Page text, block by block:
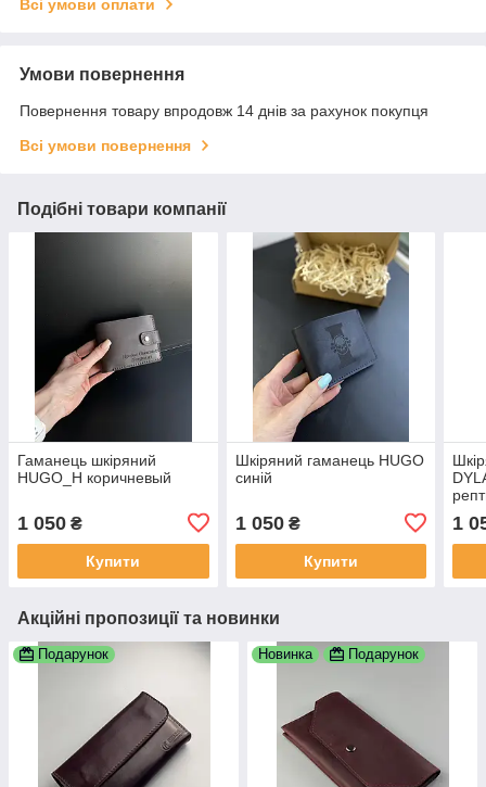
Всі умови оплати
Умови повернення
Повернення товару впродовж 14 днів за рахунок покупця
Всі умови повернення
Подібні товари компанії
Гаманець шкіряний
HUGO_H коричневый
1 050 ₴
Купити
Шкіряний гаманець HUGO
синій
1 050₴
Купити
1
Акційні пропозиції та новинки
Подарунок Новинка Подарунок